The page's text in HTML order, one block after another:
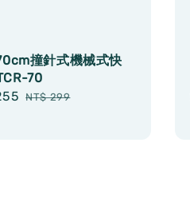
撞針式機械式快
70
Regular
NT$ 299